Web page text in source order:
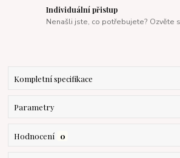
Individuální přistup
Nenašli jste, co potřebujete? Ozvěte
Kompletní specifikace
Parametry
Hodnocení 0